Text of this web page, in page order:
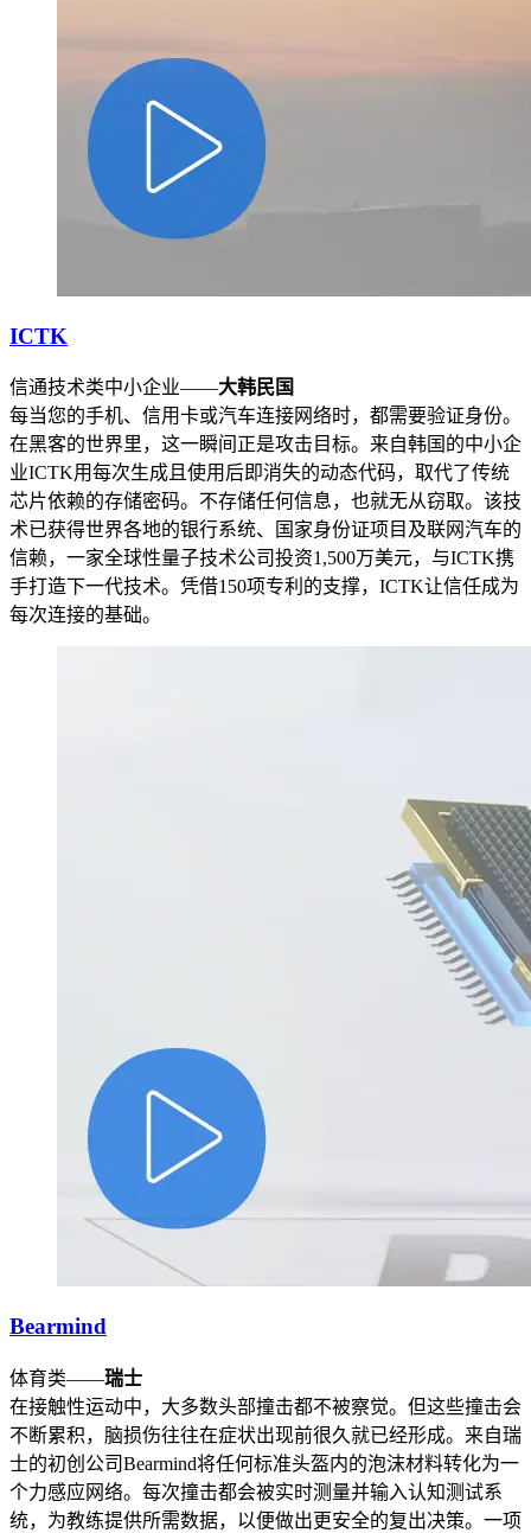
ICTK
信通技术类中小企业——大韩民国
每当您的手机、信用卡或汽车连接网络时，都需要验证身份。
在黑客的世界里，这一瞬间正是攻击目标。来自韩国的中小企
业ICTK用每次生成且使用后即消失的动态代码，取代了传统
芯片依赖的存储密码。不存储任何信息，也就无从窃取。该技
术已获得世界各地的银行系统、国家身份证项目及联网汽车的
信赖，一家全球性量子技术公司投资1,500万美元，与ICTK携
手打造下一代技术。凭借150项专利的支撑，ICTK让信任成为
每次连接的基础。
Bearmind
体育类——瑞士
在接触性运动中，大多数头部撞击都不被察觉。但这些撞击会
不断累积，脑损伤往往在症状出现前很久就已经形成。来自瑞
士的初创公司Bearmind将任何标准头盔内的泡沫材料转化为一
个力感应网络。每次撞击都会被实时测量并输入认知测试系
统，为教练提供所需数据，以便做出更安全的复出决策。一项